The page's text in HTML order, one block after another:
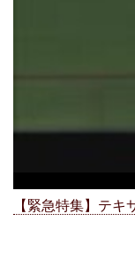
【緊急特集】テ